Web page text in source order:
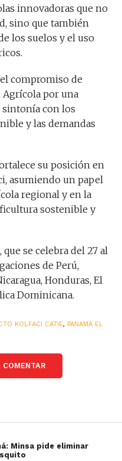
innovadoras que no
sino que también
los suelos y el uso
compromiso de
Agrícola por una
con los
y las demandas
su posición en
asumiendo un papel
regional y en la
sostenible y
se celebra del 27 al
de Perú,
Honduras, El
Dominicana.
KOLFACI CATIE, PANAMÁ EL
Minsa pide eliminar